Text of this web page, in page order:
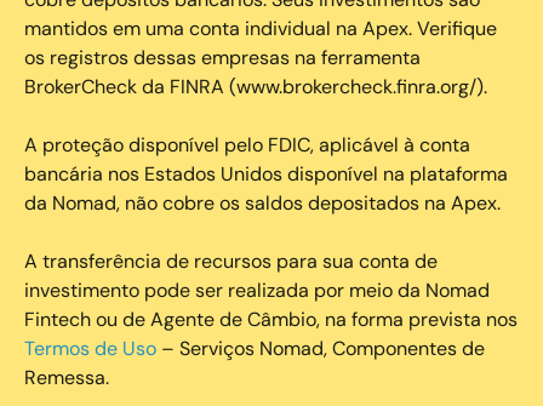
mantidos em uma conta individual na Apex. Verifique
os registros dessas empresas na ferramenta
BrokerCheck da FINRA (www.brokercheck.finra.org/).
A proteção disponível pelo FDIC, aplicável à conta
bancária nos Estados Unidos disponível na plataforma
da Nomad, não cobre os saldos depositados na Apex.
A transferência de recursos para sua conta de
investimento pode ser realizada por meio da Nomad
Fintech ou de Agente de Câmbio, na forma prevista nos
Termos de Uso – Serviços Nomad, Componentes de
Remessa.